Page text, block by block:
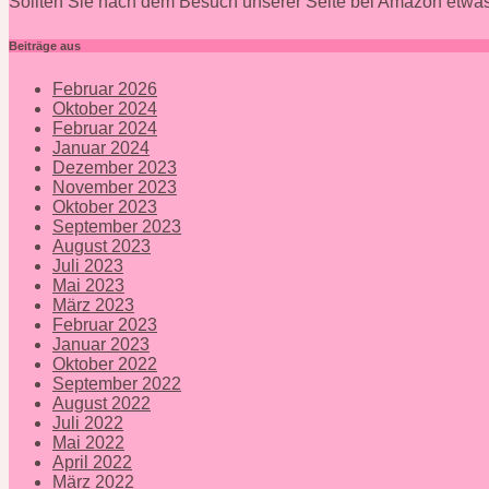
Beiträge aus
Februar 2026
Oktober 2024
Februar 2024
Januar 2024
Dezember 2023
November 2023
Oktober 2023
September 2023
August 2023
Juli 2023
Mai 2023
März 2023
Februar 2023
Januar 2023
Oktober 2022
September 2022
August 2022
Juli 2022
Mai 2022
April 2022
März 2022